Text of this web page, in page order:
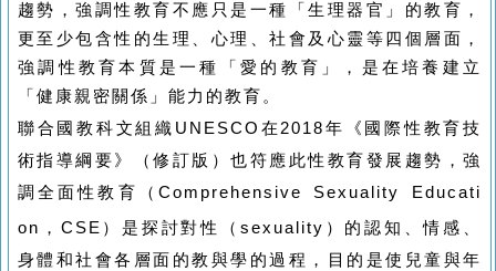
趨勢，強調性教育不應只是一種「生理器官」的教育，
更至少包含性的生理、心理、社會及心靈等四個層面，
強調性教育本質是一種「愛的教育」，是在培養建立
「健康親密關係」能力的教育。
聯合國教科文組織 UNESCO 在 2018年《國際性教育技
術指導綱要》（修訂版）也符應此性教育發展趨勢，強
調全面性教育（ Comprehensive Sexuality Educati
on ， CSE ）是探討對性（ sexuality ）的認知、情感、
身體和社會各層面的教與學的過程，目的是使兒童與年